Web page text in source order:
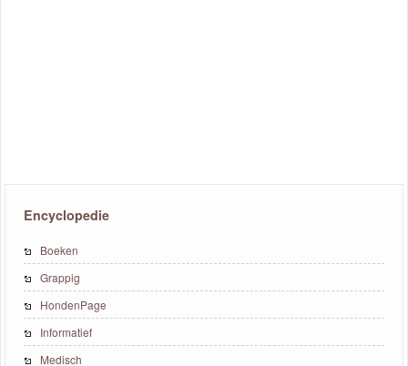
Encyclopedie
Boeken
Grappig
HondenPage
Informatief
Medisch